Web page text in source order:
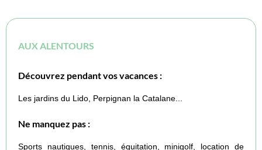
AUX ALENTOURS
Découvrez pendant vos vacances :
Les jardins du Lido, Perpignan la Catalane...
Ne manquez pas :
Sports nautiques, tennis, équitation, minigolf, location de